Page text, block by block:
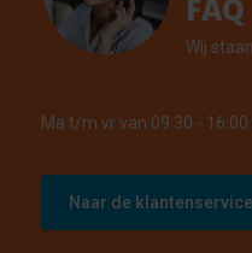
FAQ
Wij
Ma t/m vr van 09:30 -
Naar de klantenservice